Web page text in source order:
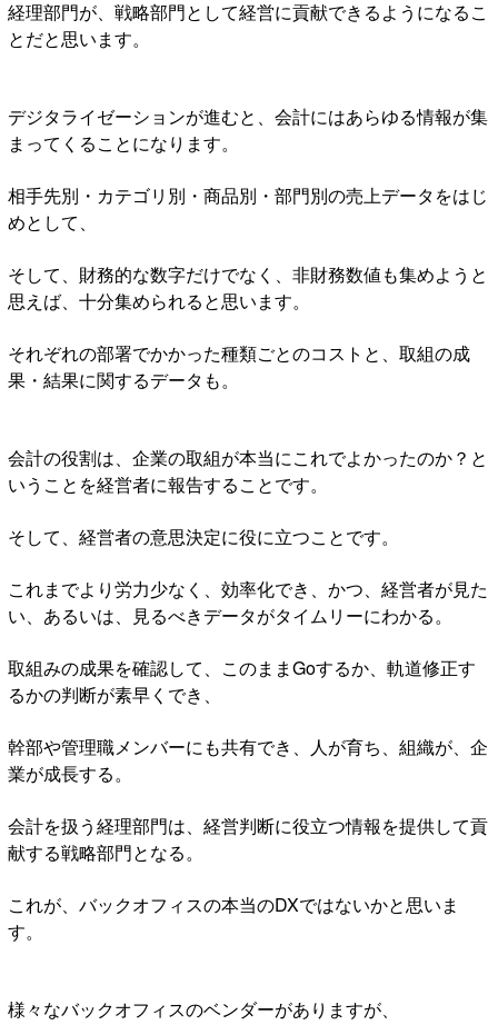
経理部門が、戦略部門として経営に貢献できるようになるこ
とだと思います。
デジタライゼーションが進むと、会計にはあらゆる情報が集
まってくることになります。
相手先別・カテゴリ別・商品別・部門別の売上データをはじ
めとして、
そして、財務的な数字だけでなく、非財務数値も集めようと
思えば、十分集められると思います。
それぞれの部署でかかった種類ごとのコストと、取組の成
果・結果に関するデータも。
会計の役割は、企業の取組が本当にこれでよかったのか？と
いうことを経営者に報告することです。
そして、経営者の意思決定に役に立つことです。
これまでより労力少なく、効率化でき、かつ、経営者が見た
い、あるいは、見るべきデータがタイムリーにわかる。
取組みの成果を確認して、このままGoするか、軌道修正す
るかの判断が素早くでき、
幹部や管理職メンバーにも共有でき、人が育ち、組織が、企
業が成長する。
会計を扱う経理部門は、経営判断に役立つ情報を提供して貢
献する戦略部門となる。
これが、バックオフィスの本当のDXではないかと思いま
す。
様々なバックオフィスのベンダーがありますが、